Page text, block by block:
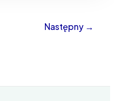
Następny →